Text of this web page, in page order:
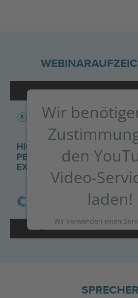
Wir
den
Video-
laden!
Wir verwenden einen
Drittanbieters, um
Dieser Service kann
SPRECHER